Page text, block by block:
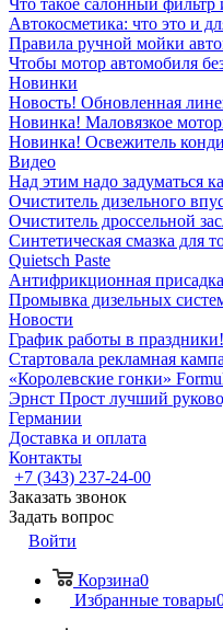
Что такое салонный фильтр
Автокосметика: что это и
Правила ручной мойки
Чтобы мотор автомобиля
Новинки
Новость! Обновленная
Новинка! Маловязкое
Новинка! Освежитель
Видео
Над этим надо задуматься
Очиститель дизельного
Очиститель дроссельной
Синтетическая смазка для
Quietsch Paste
Антифрикционная
Промывка дизельных
Новости
График работы в праздники!
Стартовала рекламная
«Королевские гонки»
Эрнст Прост лучший
Германии
Доставка и оплата
Контакты
+7 (343) 237-24-00
Заказать звонок
Задать вопрос
Войти
Корзина0
Избранные товары